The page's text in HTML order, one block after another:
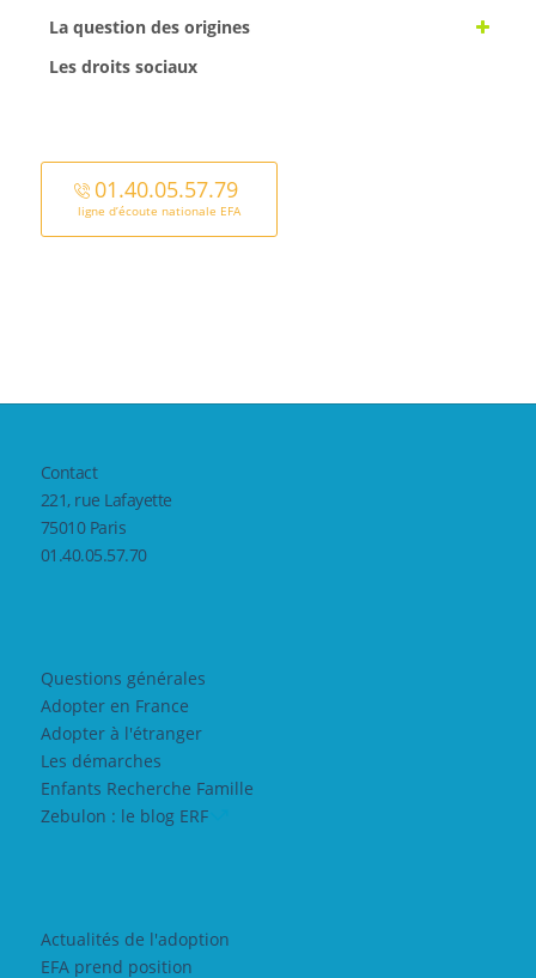
La question des origines
Les droits sociaux
01.40.05.57.79
ligne d’écoute nationale EFA
Contact
221, rue Lafayette
75010 Paris
01.40.05.57.70
Questions générales
Adopter en France
Adopter à l'étranger
Les démarches
Enfants Recherche Famille
Zebulon : le blog ERF
Actualités de l'adoption
EFA prend position